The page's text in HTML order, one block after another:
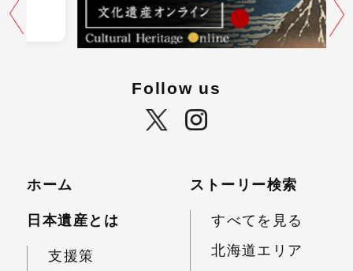
Follow us
ホーム
日本遺産とは
支援策
ストーリー検索
すべてを見る
北海道エリア